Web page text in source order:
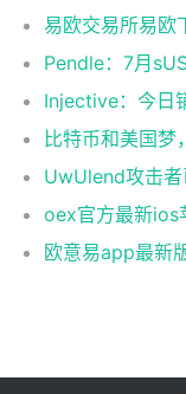
Pendle：7月
Injective：今日
比特币和美国梦
oex官方最新ios